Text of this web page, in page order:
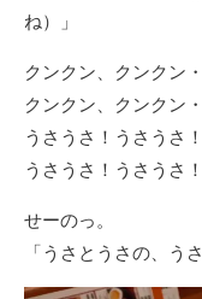
ね）」
クンクン、クンクン
クンクン、クンクン
うさうさ！うさうさ！
うさうさ！うさうさ！
せーのっ。
「うさとうさの、う